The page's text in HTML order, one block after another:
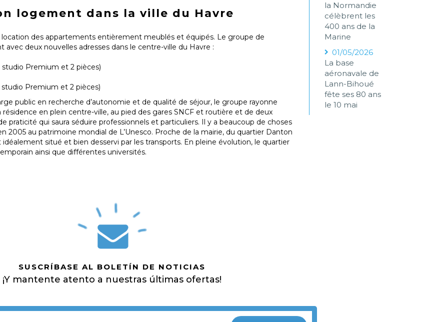
logement dans la ville du Havre
des appartements entièrement meublés et équipés. Le groupe de
deux nouvelles adresses dans le centre-ville du Havre :
Premium et 2 pièces)
Premium et 2 pièces)
public en recherche d’autonomie et de qualité de séjour, le groupe rayonne
en plein centre-ville, au pied des gares SNCF et routière et de deux
praticité qui saura séduire professionnels et particuliers. Il y a beaucoup de choses
2005 au patrimoine mondial de L’Unesco. Proche de la mairie, du quartier Danton
situé et bien desservi par les transports. En pleine évolution, le quartier
ainsi que différentes universités.
la Normandie
célèbrent les
400 ans de la
Marine
01/05/2026
La base
aéronavale de
Lann-Bihoué
fête ses 80 ans
le 10 mai
SUSCRÍBASE AL BOLETÍN DE NOTICIAS
¡Y mantente atento a nuestras últimas ofertas!